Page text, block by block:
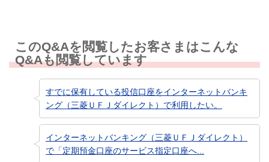
このQ&Aを閲覧したお客さまはこんな
Q&Aも閲覧しています
すでに保有している投信口座をインターネットバンキ
ング（三菱ＵＦＪダイレクト）で利用したい。
インターネットバンキング（三菱ＵＦＪダイレクト）
で「定期預金口座のサービス指定口座へ...